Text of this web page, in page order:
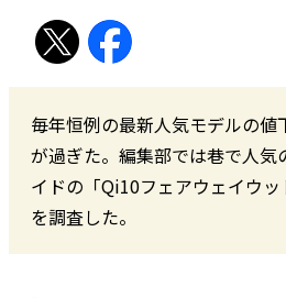
毎年恒例の最新人気モデルの値
が過ぎた。編集部では巷で人気
イドの「Qi10フェアウェイウ
を調査した。